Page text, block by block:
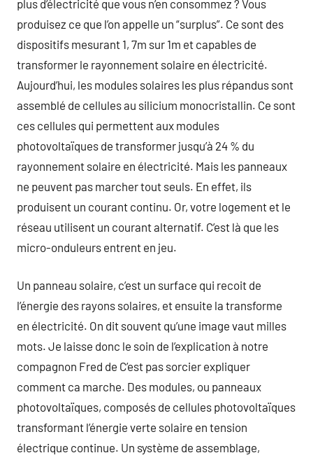
plus d’électricité que vous n’en consommez ? Vous
produisez ce que l’on appelle un “surplus”. Ce sont des
dispositifs mesurant 1, 7m sur 1m et capables de
transformer le rayonnement solaire en électricité.
Aujourd’hui, les modules solaires les plus répandus sont
assemblé de cellules au silicium monocristallin. Ce sont
ces cellules qui permettent aux modules
photovoltaïques de transformer jusqu’à 24 % du
rayonnement solaire en électricité. Mais les panneaux
ne peuvent pas marcher tout seuls. En effet, ils
produisent un courant continu. Or, votre logement et le
réseau utilisent un courant alternatif. C’est là que les
micro-onduleurs entrent en jeu.
Un panneau solaire, c’est un surface qui recoit de
l’énergie des rayons solaires, et ensuite la transforme
en électricité. On dit souvent qu’une image vaut milles
mots. Je laisse donc le soin de l’explication à notre
compagnon Fred de C’est pas sorcier expliquer
comment ca marche. Des modules, ou panneaux
photovoltaïques, composés de cellules photovoltaïques
transformant l’énergie verte solaire en tension
électrique continue. Un système de assemblage,